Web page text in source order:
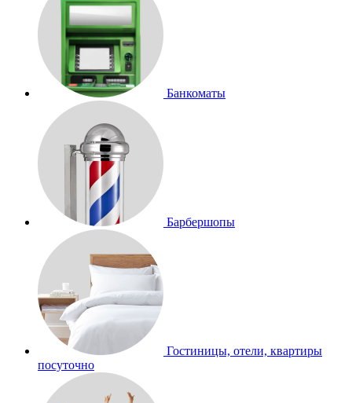
Банкоматы
Барбершопы
Гостиницы, отели, квартиры
посуточно